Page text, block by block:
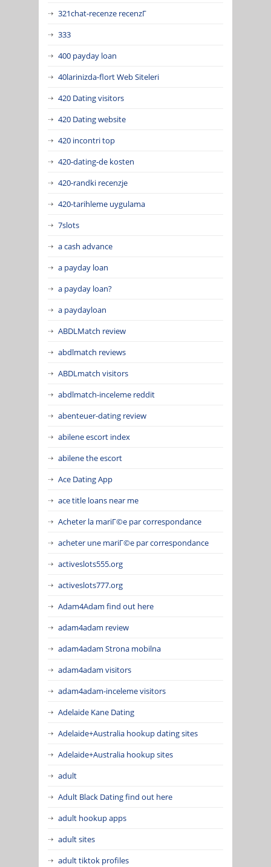
321chat-recenze recenzГ­
333
400 payday loan
40larinizda-flort Web Siteleri
420 Dating visitors
420 Dating website
420 incontri top
420-dating-de kosten
420-randki recenzje
420-tarihleme uygulama
7slots
a cash advance
a payday loan
a payday loan?
a paydayloan
ABDLMatch review
abdlmatch reviews
ABDLmatch visitors
abdlmatch-inceleme reddit
abenteuer-dating review
abilene escort index
abilene the escort
Ace Dating App
ace title loans near me
Acheter la mariГ©e par correspondance
acheter une mariГ©e par correspondance
activeslots555.org
activeslots777.org
Adam4Adam find out here
adam4adam review
adam4adam Strona mobilna
adam4adam visitors
adam4adam-inceleme visitors
Adelaide Kane Dating
Adelaide+Australia hookup dating sites
Adelaide+Australia hookup sites
adult
Adult Black Dating find out here
adult hookup apps
adult sites
adult tiktok profiles